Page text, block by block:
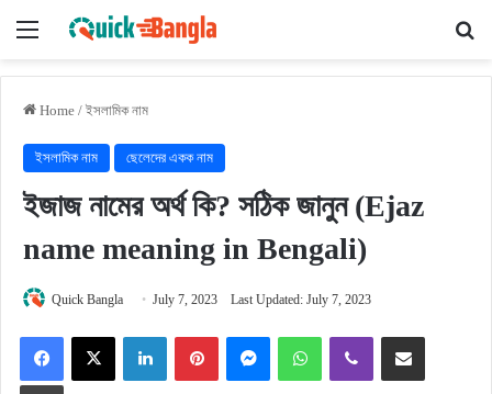
Menu
Home / ইসলামিক নাম
ইসলামিক নাম ছেলেদের একক নাম
ইজাজ নামের অর্থ কি? সঠিক জানুন (Ejaz
name meaning in Bengali)
Quick Bangla July 7, 2023 Last Updated: July 7, 2023
FacebookX LinkedInPinterestMessengerWhatsAppViber Share via Email
Print